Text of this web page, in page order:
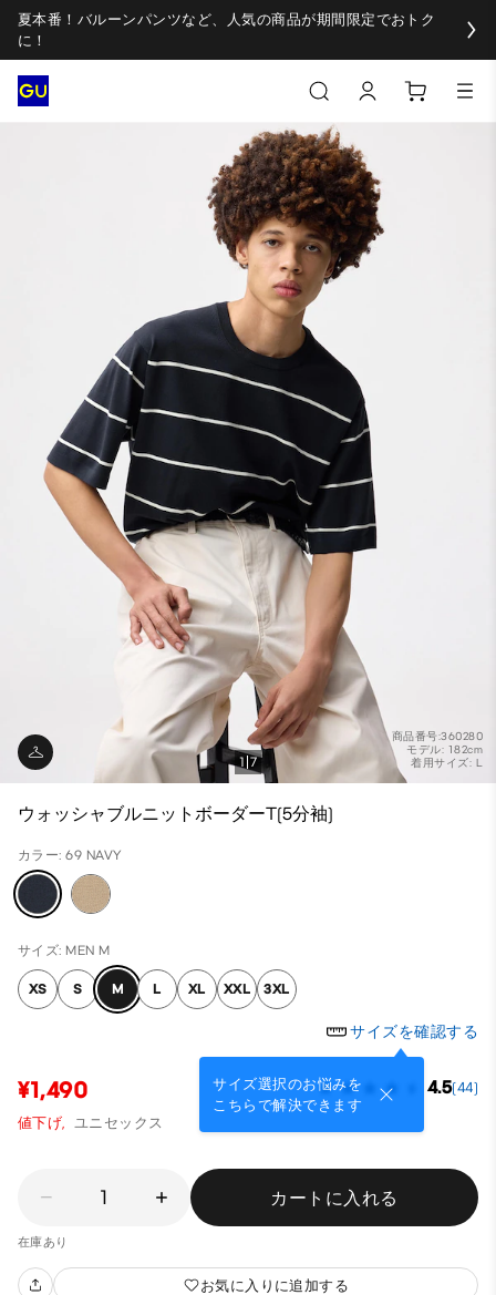
夏本番！バルーンパンツなど、人気の商品が期間限定でおトク
に！
商品番号:360280
モデル: 182cm
着用サイズ: L
1 7
ウォッシャブルニットボーダーT(5分袖)
カラー: 69 NAVY
サイズ: MEN M
XS S M L XL XXL 3XL
サイズを確認する
サイズ選択のお悩みを
こちらで解決できます
¥1,490 4.5(44)
値下げ, ユニセックス
1 カートに入れる
在庫あり
お気に入りに追加する